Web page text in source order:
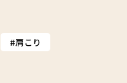
肩こり